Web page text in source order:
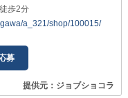
歩2分
a_321/shop/100015/
募
提供元：ジョブショコラ